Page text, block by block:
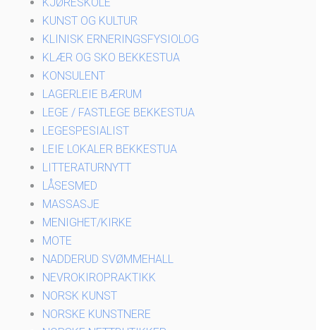
KUNST OG KULTUR
KLINISK ERNERINGSFYSIOLOG
KLÆR OG SKO BEKKESTUA
KONSULENT
LAGERLEIE BÆRUM
LEGE / FASTLEGE BEKKESTUA
LEGESPESIALIST
LEIE LOKALER BEKKESTUA
LITTERATURNYTT
LÅSESMED
MASSASJE
MENIGHET/KIRKE
MOTE
NADDERUD SVØMMEHALL
NEVROKIROPRAKTIKK
NORSK KUNST
NORSKE KUNSTNERE